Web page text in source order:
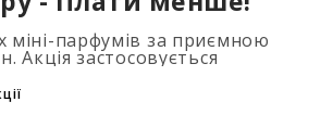
міні-парфумів за приємною
Акція застосовується
Кількість товарів